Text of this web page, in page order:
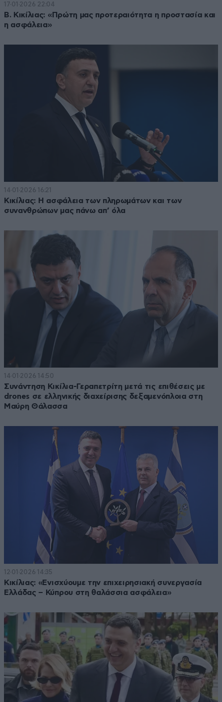
17·01·2026 22:04
Β. Κικίλιας: «Πρώτη μας προτεραιότητα η προστασία και
η ασφάλεια»
14·01·2026 16:21
Κικίλιας: Η ασφάλεια των πληρωμάτων και των
συνανθρώπων μας πάνω απ’ όλα
14·01·2026 14:50
Συνάντηση Κικίλια-Γεραπετρίτη μετά τις επιθέσεις με
drones σε ελληνικής διαχείρισης δεξαμενόπλοια στη
Μαύρη Θάλασσα
12·01·2026 14:35
Κικίλιας: «Ενισχύουμε την επιχειρησιακή συνεργασία
Ελλάδας – Κύπρου στη θαλάσσια ασφάλεια»